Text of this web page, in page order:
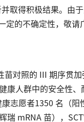
取得积极结果。由
定的不确定性，敬请
苗对照的 III 期序贯
人群中的安全性、
志愿者1350 名（阳
mRNA 苗），